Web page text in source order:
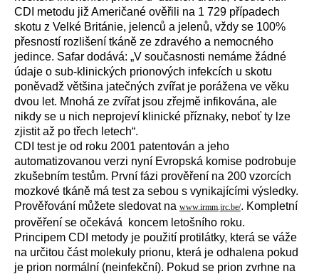
CDI metodu již Američané ověřili na 1 729 případech
skotu z Velké Británie, jelenců a jelenů, vždy se 100%
přesností rozlišení tkáně ze zdravého a nemocného
jedince. Safar dodává: „V současnosti nemáme žádné
údaje o sub-klinických prionových infekcích u skotu
poněvadž většina jatečných zvířat je porážena ve věku
dvou let. Mnohá ze zvířat jsou zřejmě infikována, ale
nikdy se u nich neprojeví klinické příznaky, neboť ty lze
zjistit až po třech letech“.
CDI test je od roku 2001 patentován a jeho
automatizovanou verzi nyní Evropská komise podrobuje
zkušebním testům. První fázi prověření na 200 vzorcích
mozkové tkáně má test za sebou s vynikajícími výsledky.
Prověřování můžete sledovat na www.irmm.jrc.be/. Kompletní
prověření se očekává
koncem letošního roku.
Principem CDI metody je použití protilátky, která se váže
na určitou část molekuly prionu, která je odhalena pokud
je prion normální (neinfekční). Pokud se prion zvrhne na